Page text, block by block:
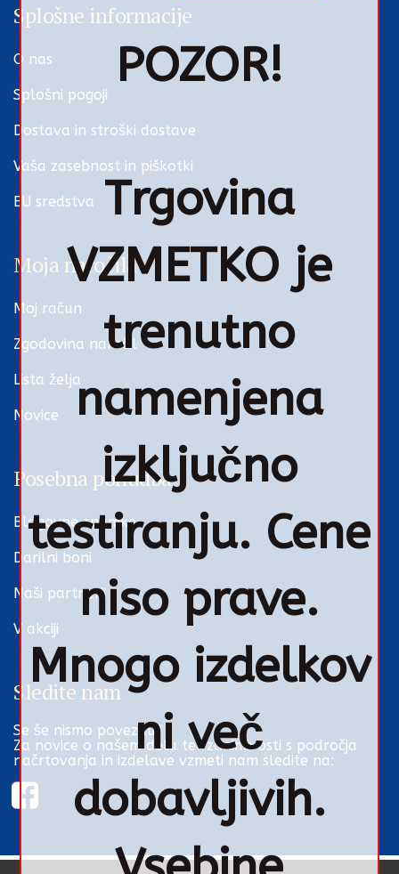
POZOR!
Trgovina
VZMETKO je
trenutno
namenjena
izključno
testiranju. Cene
niso prave.
Mnogo izdelkov
ni več
dobavljivih.
Splošne informacije
O nas
Splošni pogoji
Dostava in stroški dostave
Vaša zasebnost in piškotki
EU sredstva
Moja naročila
Moj račun
Zgodovina naročil
Lista želja
Novice
Posebna ponudba
Blagovne znamke
Darilni boni
Naši partnerji
V akciji
Sledite nam
Se še nismo povezali?
Za novice o našem delu ter zanimivosti s področja
načrtovanja in izdelave vzmeti nam sledite na: